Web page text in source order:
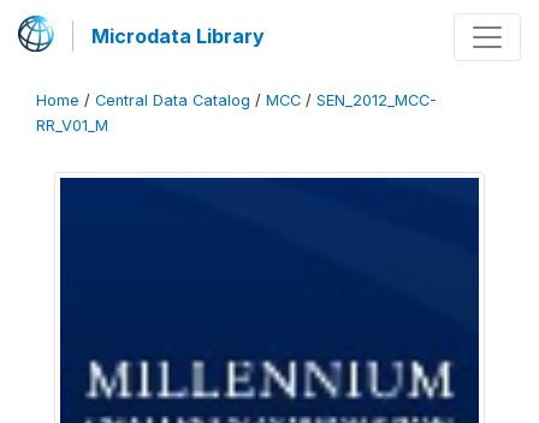
Microdata Library
Home / Central Data Catalog / MCC / SEN_2012_MCC-
RR_V01_M